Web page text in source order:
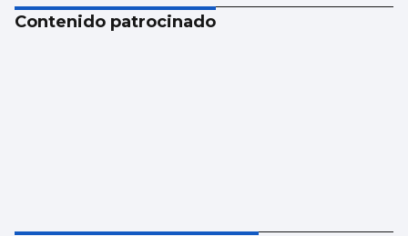
Contenido patrocinado